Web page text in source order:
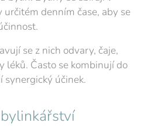
denním čase, aby se
se z nich odvary, čaje,
léků. Často se kombinují do
synergický účinek.